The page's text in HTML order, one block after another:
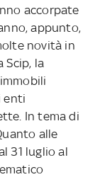
accorpate
appunto,
novità in
Scip, la
enti
In tema di
alle
31 luglio al